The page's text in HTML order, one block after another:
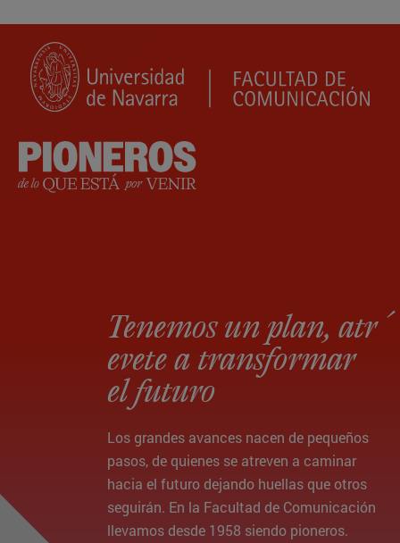
Tenemos un plan, atr
evete a transformar
el futuro
Los grandes avances nacen de pequeños
pasos, de quienes se atreven a caminar
hacia el futuro dejando huellas que otros
seguirán. En la Facultad de Comunicación
llevamos desde 1958 siendo pioneros.